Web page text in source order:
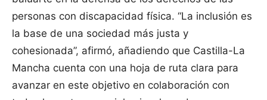
personas con discapacidad física. “La inclusión es
la base de una sociedad más justa y
cohesionada”, afirmó, añadiendo que Castilla-La
Mancha cuenta con una hoja de ruta clara para
avanzar en este objetivo en colaboración con